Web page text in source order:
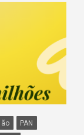
PAN